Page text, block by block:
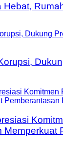
Hebat,
Memperkuat